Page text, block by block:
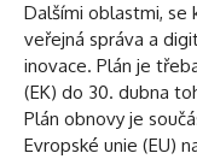
Dalšími oblastmi, se
veřejná správa a
inovace. Plán je
(EK) do 30. dubna
Plán obnovy je
Evropské unie (EU)